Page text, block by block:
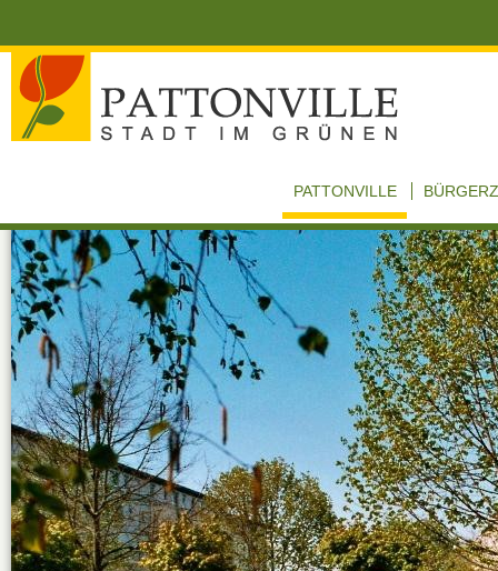
PATTONVILLE